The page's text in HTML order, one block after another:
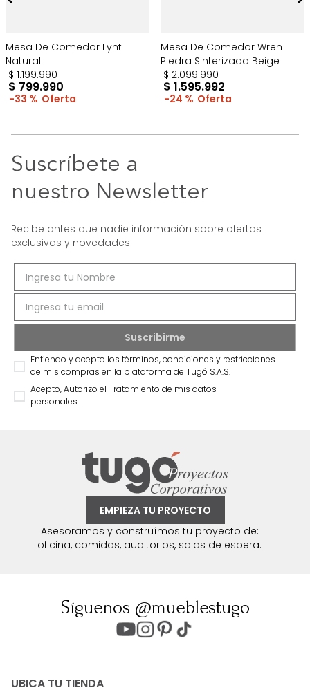
Mesa De Comedor Lynt
Natural
$ 1.199.990
$ 799.990
33 %
Mesa De Comedor Wren
Piedra Sinterizada Beige
$ 2.099.990
$ 1.595.992
24 %
Suscríbete a
nuestro Newsletter
Recibe antes que nadie información sobre ofertas
exclusivas y novedades.
Entiendo y acepto los términos, condiciones y restricciones
de mis compras en la plataforma de Tugó S.A.S.
Acepto, Autorizo el Tratamiento de mis datos
personales.
EMPIEZA TU PROYECTO
Asesoramos y construímos tu proyecto de:
oficina, comidas, auditorios, salas de espera.
Síguenos @mueblestugo
UBICA TU TIENDA